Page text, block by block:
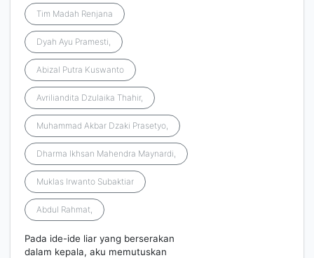
Tim Madah Renjana
Dyah Ayu Pramesti,
Abizal Putra Kuswanto
Avriliandita Dzulaika Thahir,
Muhammad Akbar Dzaki Prasetyo,
Dharma Ikhsan Mahendra Maynardi,
Muklas Irwanto Subaktiar
Abdul Rahmat,
Pada ide-ide liar yang berserakan
dalam kepala, aku memutuskan